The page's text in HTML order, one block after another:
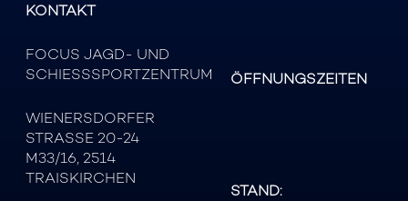
KONTAKT
FOCUS JAGD- UND
SCHIESSSPORTZENTRUM
WIENERSDORFER
STRASSE 20-24
M33/16, 2514
TRAISKIRCHEN
ÖFFNUNGSZEITEN
STAND: